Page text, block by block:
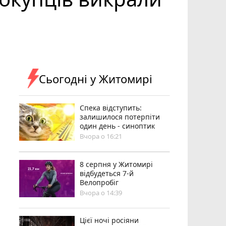
Сьогодні у Житомирі
Спека відступить:
залишилося потерпіти
один день - синоптик
Вчора о 16:21
8 серпня у Житомирі
відбудеться 7-й
Велопробіг
Вчора о 14:39
Цієї ночі росіяни